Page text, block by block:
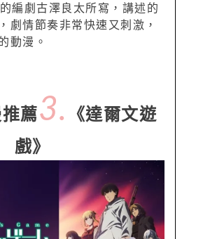
編劇古澤良太所寫，講述的
劇情節奏非常快速又刺激，
動漫。
薦 3.
《達爾文遊
戲》